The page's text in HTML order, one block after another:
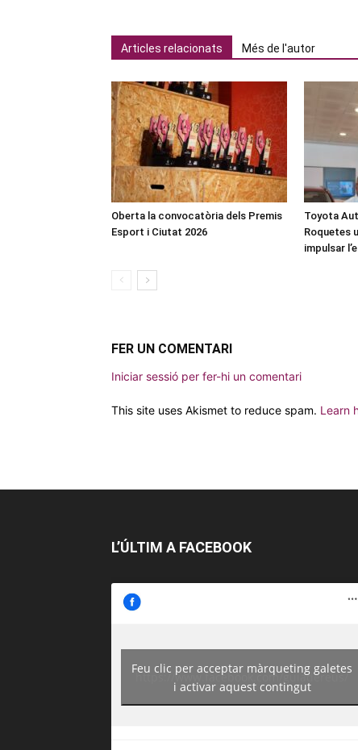
Articles relacionats Més de l'autor
Oberta la convocatòria dels Premis
Esport i Ciutat 2026
Toyota
Roquetes
impulsar
FER UN COMENTARI
Iniciar sessió per fer-hi un comentari
This site uses Akismet to reduce spam. Learn
L’ÚLTIM A FACEBOOK
https://www.facebook.com/guiadereus/
Feu clic per acceptar màrqueting galetes
i activar aquest contingut